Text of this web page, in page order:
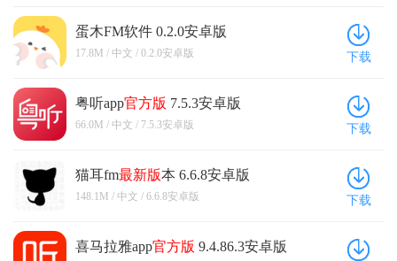
蛋木FM软件 0.2.0安卓版
17.8M / 中文 / 0.2.0安卓版 下载
粤听app官方版 7.5.3安卓版
66.0M / 中文 / 7.5.3安卓版 下载
猫耳fm最新版本 6.6.8安卓版
148.1M / 中文 / 6.6.8安卓版 下载
喜马拉雅app官方版 9.4.86.3安卓版